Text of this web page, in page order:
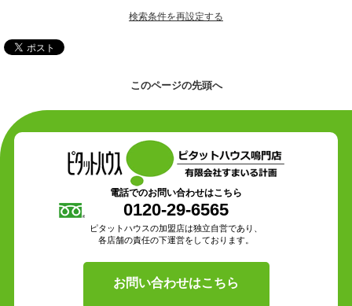
検索条件を再設定する
このページの先頭へ
電話でのお問い合わせはこちら
0120-29-6565
ピタットハウスの加盟店は独立自営であり、
各店舗の責任の下運営をしております。
お問い合わせはこちら